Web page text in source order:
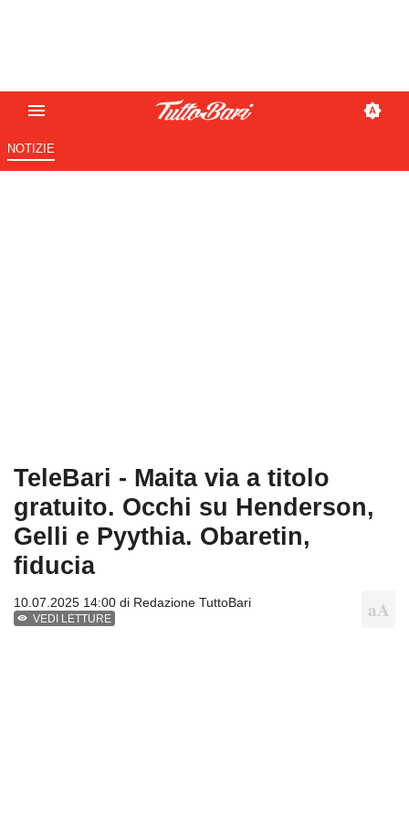
NOTIZIE
TeleBari - Maita via a titolo
gratuito. Occhi su Henderson,
Gelli e Pyythia. Obaretin,
fiducia
10.07.2025 14:00 di Redazione TuttoBari
VEDI LETTURE